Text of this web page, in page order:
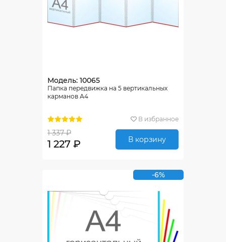
Модель: 10065
Папка передвижка на 5 вертикальных
карманов А4
В избранное
1 337 ₽
1 227 ₽ В корзину
-6%